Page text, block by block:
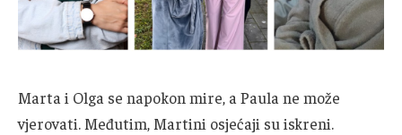
Marta i Olga se napokon mire, a Paula ne može
vjerovati. Međutim, Martini osjećaji su iskreni.